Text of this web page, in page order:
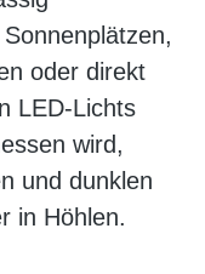
oder direkt
LED-Lichts
wird,
und dunklen
in Höhlen.